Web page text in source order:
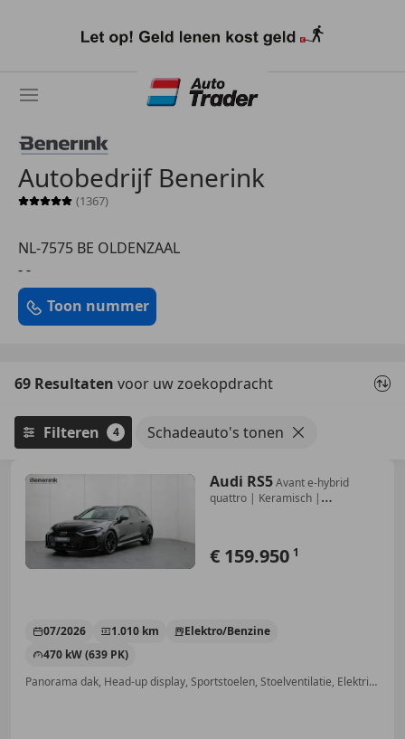
naar
Autobedrijf Benerink
Sterrenbeoordeling 5 van 5
(1367)
NL-7575 BE OLDENZAAL
- -
Toon nummer
69 Resultaten voor uw zoekopdracht
Filteren 4 Schadeauto's tonen
Audi RS5Avant e-hybrid
quattro | Keramisch |
€ 159.950 1
07/2026 1.010 km
Elektro/Benzine
470 kW (639 PK)
Panorama dak, Head-up display, Sportstoelen, Stoelventilatie, Elektrische stoelverstelling, Sound system, ABS, Massagestoelen